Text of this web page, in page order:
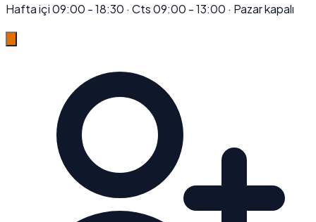
Hafta içi 09:00 - 18:30 · Cts 09:00 - 13:00 · Pazar kapalı